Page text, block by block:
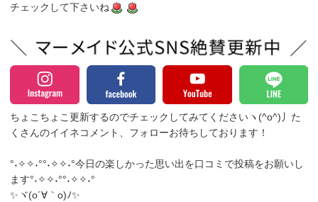
チェックして下さいね
ちょこちょこ更新するのでチェックしてみてくださいヽ(^o^)丿 た
くさんのイイネコメント、フォローお待ちしております！
°˖✧✧˖°°˖✧✧˖°今日の楽しかった思い出を口コミで投稿をお願いし
ます°˖✧✧˖°°˖✧✧˖°
✨ヾ(o´∀｀o)ﾉ✨